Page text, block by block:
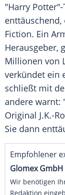
"Harry Potter
enttäuschend,
Fiction. Ein
Herausgeber,
Millionen von
verkündet ein
schließt mit
andere warnt:
Original J.K.-
Sie dann
Empfohlener
Glomex GmbH
Wir benötigen
Redaktion